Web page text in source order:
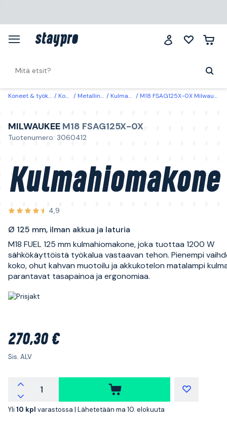
Koneet & työkalut Koneet Metallinkäsittely Kulmahiomakoneet M18 FSAG125X-0X Milwaukee Kulmahiomakone Ø 125 mm, ilman akkua ja laturia
MILWAUKEE M18 FSAG125X-0X
Tuotenumero: 3060412
Kulmahiomakone
4,9
Ø 125 mm, ilman akkua ja laturia
M18 FUEL 125 mm kulmahiomakone, joka tuottaa 1200 W
sähkökäyttöistä työkalua vastaavan tehon. Pienempi
koko, ohut kahvan muotoilu ja akkukotelon matalampi
parantavat tasapainoa ja ergonomiaa.
270,30 €
Sis. ALV
Yli 10 kpl varastossa | Lähetetään ma 10. elokuuta